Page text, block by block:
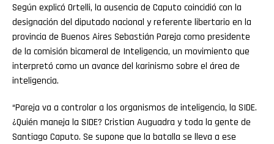
Según explicó Ortelli, la ausencia de Caputo coincidió con la
designación del diputado nacional y referente libertario en la
provincia de Buenos Aires Sebastián Pareja como presidente
de la comisión bicameral de Inteligencia, un movimiento que
interpretó como un avance del karinismo sobre el área de
inteligencia.
“Pareja va a controlar a los organismos de inteligencia, la SIDE.
¿Quién maneja la SIDE? Cristian Auguadra y toda la gente de
Santiago Caputo. Se supone que la batalla se lleva a ese
Reddit
Pinterest